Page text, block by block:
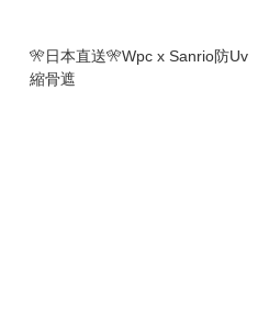
🎌日本直送🎌Wpc x Sanrio防Uv
縮骨遮